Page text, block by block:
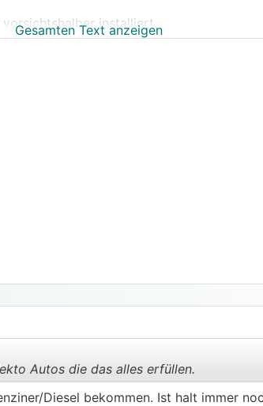
installiert.
Gesamten Text anzeigen
Autos die das alles erfüllen.
Diesel bekommen. Ist halt immer